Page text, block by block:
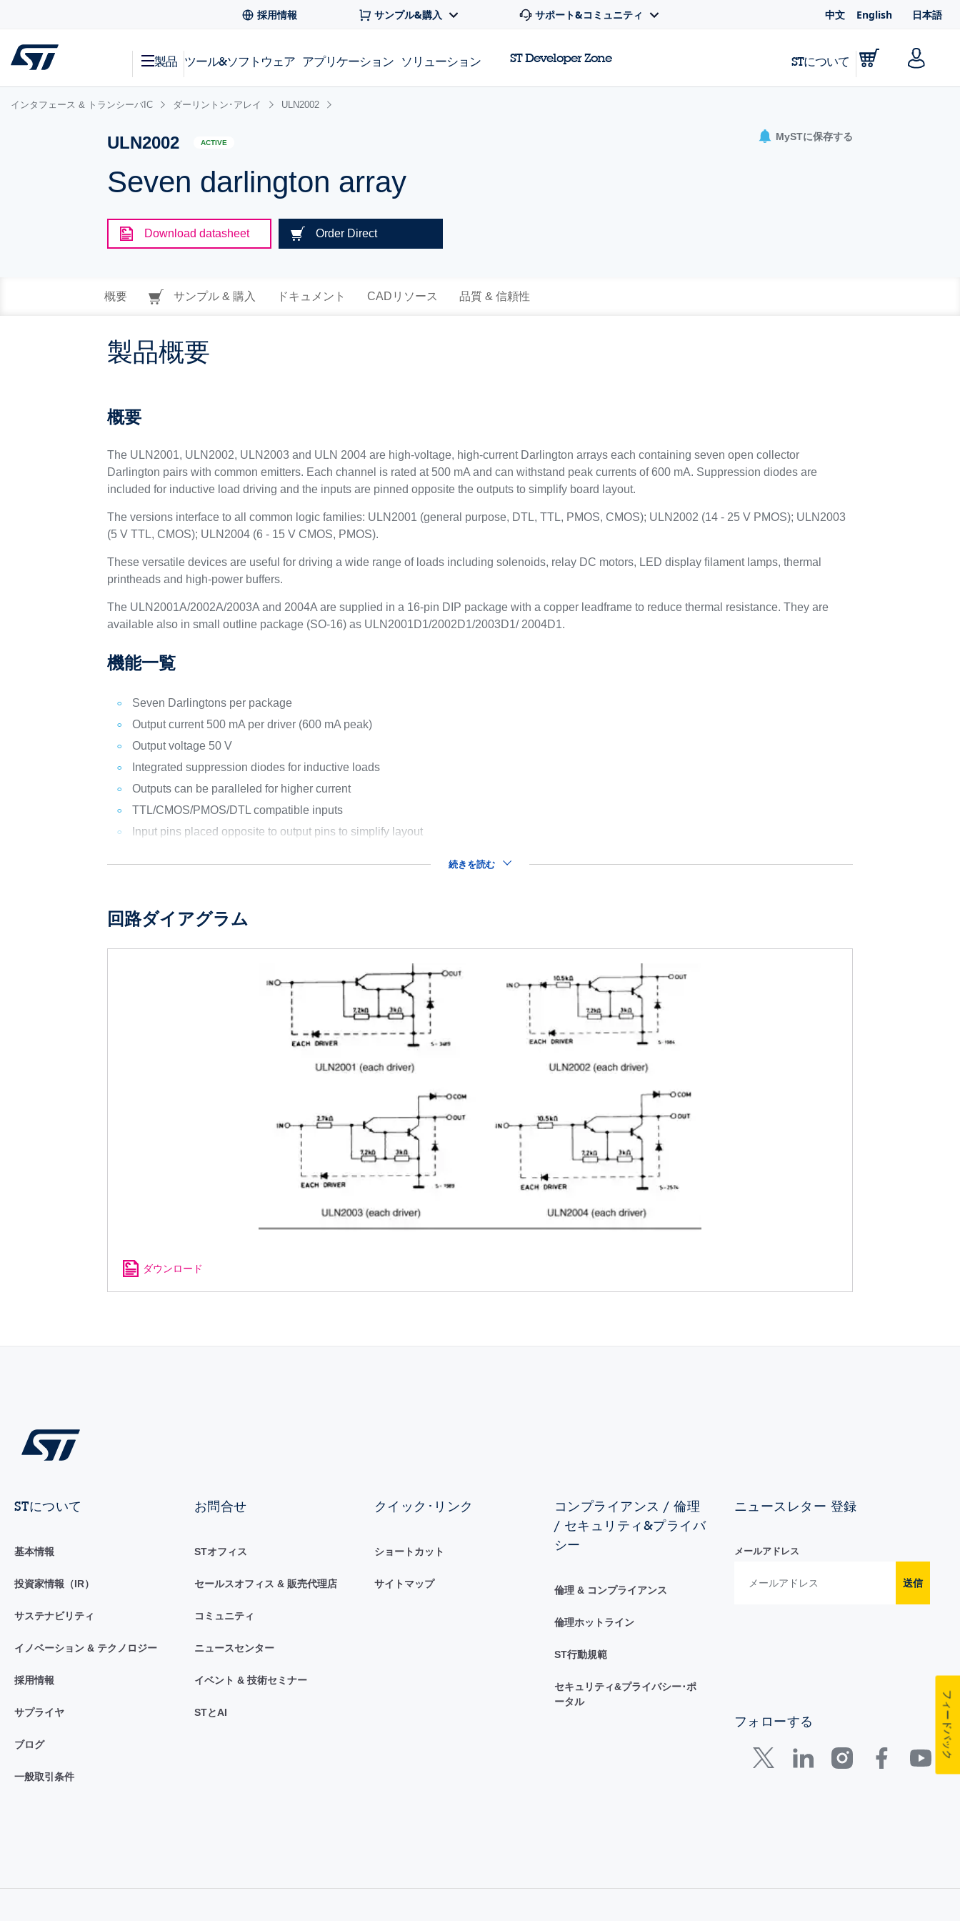
採用情報 サンプル&購入 サポート&コミュニティ 中文 English 日本語
製品 ツール&ソフトウェア アプリケーション ソリューション ST Developer Zone STについて
インタフェース & トランシーバIC ダーリントン･アレイ ULN2002
ULN2002 ACTIVE
Seven darlington array
MySTに保存する
Download datasheet Order Direct
概要 サンプル & 購入 ドキュメント CADリソース 品質 & 信頼性
製品概要
概要
The ULN2001, ULN2002, ULN2003 and ULN 2004 are high-voltage, high-current Darlington arrays each containing seven open collector
Darlington pairs with common emitters. Each channel is rated at 500 mA and can withstand peak currents of 600 mA. Suppression diodes are
included for inductive load driving and the inputs are pinned opposite the outputs to simplify board layout.
The versions interface to all common logic families: ULN2001 (general purpose, DTL, TTL, PMOS, CMOS); ULN2002 (14 - 25 V PMOS); ULN2003
(5 V TTL, CMOS); ULN2004 (6 - 15 V CMOS, PMOS).
These versatile devices are useful for driving a wide range of loads including solenoids, relay DC motors, LED display filament lamps, thermal
printheads and high-power buffers.
The ULN2001A/2002A/2003A and 2004A are supplied in a 16-pin DIP package with a copper leadframe to reduce thermal resistance. They are
available also in small outline package (SO-16) as ULN2001D1/2002D1/2003D1/ 2004D1.
機能一覧
Seven Darlingtons per package
Output current 500 mA per driver (600 mA peak)
Output voltage 50 V
Integrated suppression diodes for inductive loads
Outputs can be paralleled for higher current
TTL/CMOS/PMOS/DTL compatible inputs
Input pins placed opposite to output pins to simplify layout
続きを読む
回路ダイアグラム
ダウンロード
STについて
基本情報
投資家情報（IR）
サステナビリティ
イノベーション & テクノロジー
採用情報
サプライヤ
ブログ
一般取引条件
お問合せ
STオフィス
セールスオフィス & 販売代理店
コミュニティ
ニュースセンター
イベント & 技術セミナー
STとAI
クイック･リンク
ショートカット
サイトマップ
コンプライアンス / 倫理
/ セキュリティ&プライバ
シー
倫理 & コンプライアンス
倫理ホットライン
ST行動規範
セキュリティ&プライバシー･ポ
ータル
ニュースレター 登録
メールアドレス
送信
フォローする フィードバック